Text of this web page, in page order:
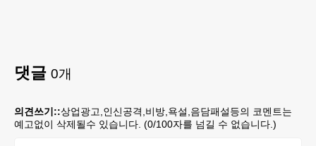
댓글 0개
의견쓰기::상업광고,인신공격,비방,욕설,음담패설등의 코멘트는
예고없이 삭제될수 있습니다. (0/100자를 넘길 수 없습니다.)